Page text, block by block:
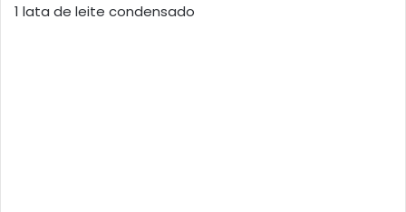
1 lata de leite condensado